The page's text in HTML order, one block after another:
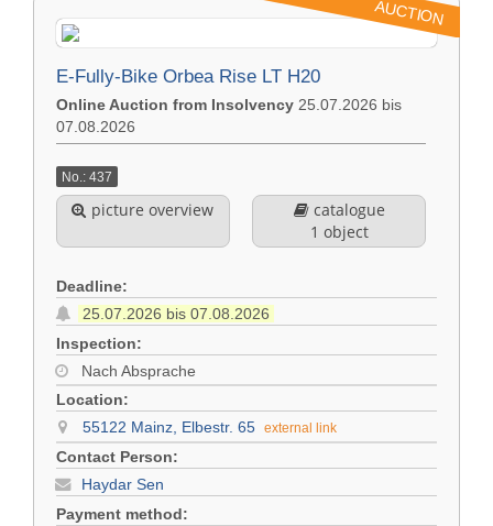
Company profile
Contact
Imprint
Legal Notice
Conditions (DE)
Deutsch
Türkçe
AUCTION
E-Fully-Bike Orbea Rise LT H20
Online Auction from Insolvency 25.07.2026 bis
07.08.2026
No.: 437
picture overview
catalogue
1 object
Deadline:
25.07.2026 bis 07.08.2026
Inspection:
Nach Absprache
Location:
55122 Mainz, Elbestr. 65
external link
Contact Person:
Haydar Sen
Payment method: